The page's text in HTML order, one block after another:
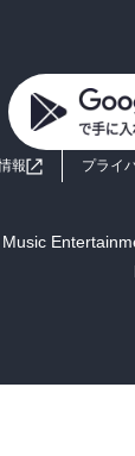
報 プライ